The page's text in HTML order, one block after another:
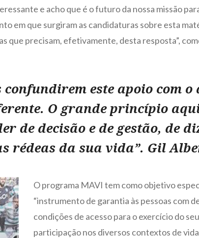
e acho que é o futuro da nossa missão
em que surgiram as candidaturas sobre esta
que precisam, efetivamente, desta resposta”,
confundirem este apoio com
O grande princípio
de decisão e de gestão, de
rédeas da sua vida”. Gil
O programa MAVI tem como objetivo
“instrumento de garantia às pessoas com
condições de acesso para o exercício do
participação nos diversos contextos de vida